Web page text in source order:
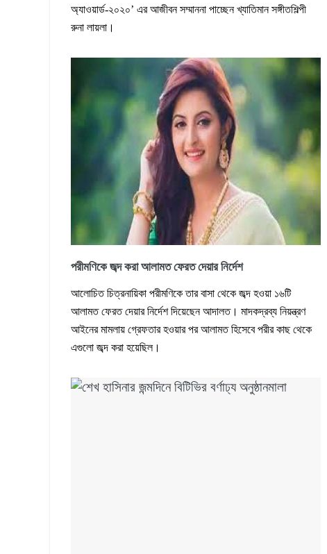
অ্যাওয়ার্ড-২০২০’ এর আজীবন সম্মাননা পাচ্ছেন খ্যাতিমান সঙ্গীতশিল্পী
রুনা লায়লা।
পরীমণিকে জব্দ করা আলামত ফেরত দেয়ার নির্দেশ
আলোচিত চিত্রনায়িকা পরীমণিকে তার বাসা থেকে জব্দ হওয়া ১৬টি
আলামত ফেরত দেয়ার নির্দেশ দিয়েছেন আদালত। মাদকদ্রব্য নিয়ন্ত্রণ
আইনের মামলায় গ্রেফতার হওয়ার পর আলামত হিসেবে পরীর কাছ থেকে
এগুলো জব্দ করা হয়েছিল।